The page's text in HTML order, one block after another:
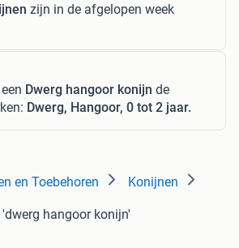
zijn in de afgelopen week
Dwerg hangoor konijn de
Dwerg, Hangoor, 0 tot 2 jaar.
en Toebehoren Konijnen
hangoor konijn'